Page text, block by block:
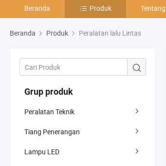
Beranda Produk
Beranda Produk Peralatan lalu Lintas
Grup produk
Peralatan Teknik
Tiang Penerangan
Lampu LED